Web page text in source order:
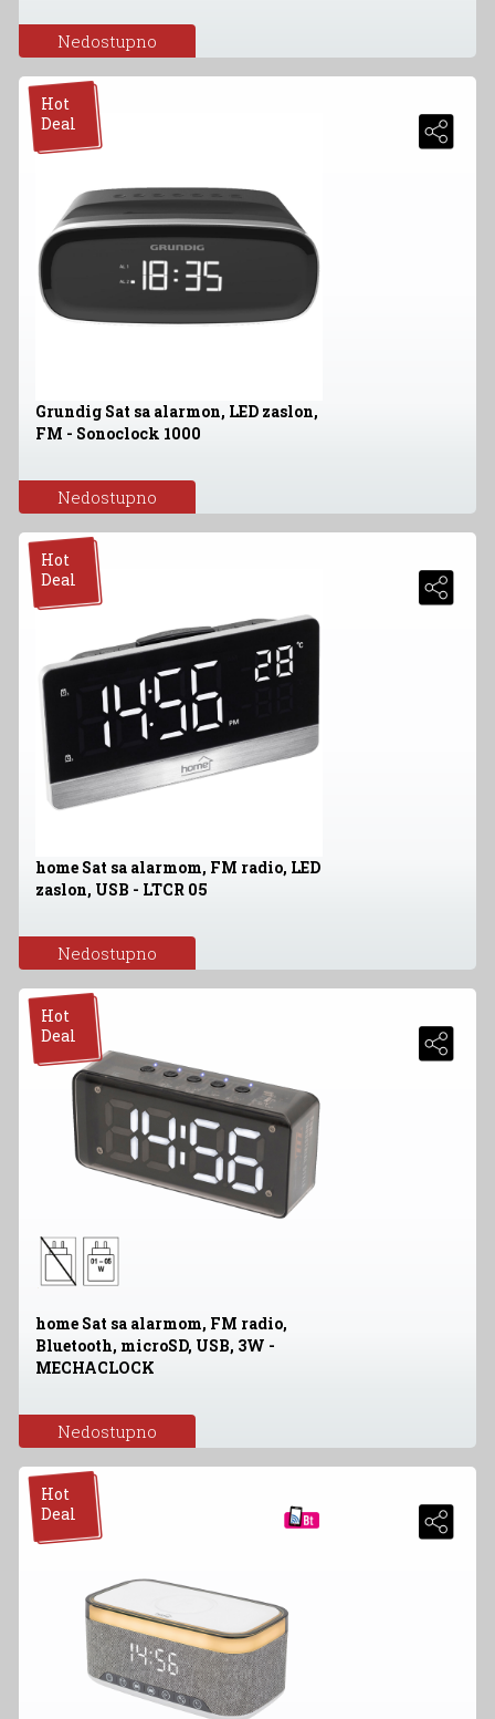
Nedostupno
Hot
Deal
Grundig Sat sa alarmon, LED zaslon,
FM - Sonoclock 1000
Nedostupno
Hot
Deal
home Sat sa alarmom, FM radio, LED
zaslon, USB - LTCR 05
Nedostupno
Hot
Deal
home Sat sa alarmom, FM radio,
Bluetooth, microSD, USB, 3W -
MECHACLOCK
Nedostupno
Hot
Deal